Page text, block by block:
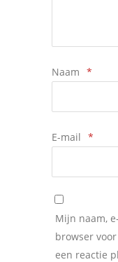
Naam *
E-mail *
Mijn naam,
browser
een reactie